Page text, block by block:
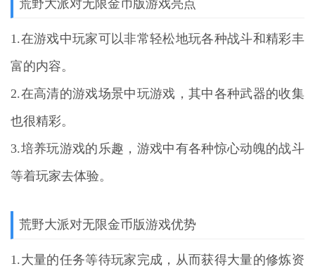
荒野大派对无限金币版游戏亮点
1.在游戏中玩家可以非常轻松地玩各种战斗和精彩丰
富的内容。
2.在高清的游戏场景中玩游戏，其中各种武器的收集
也很精彩。
3.培养玩游戏的乐趣，游戏中有各种惊心动魄的战斗
等着玩家去体验。
荒野大派对无限金币版游戏优势
1.大量的任务等待玩家完成，从而获得大量的修炼资